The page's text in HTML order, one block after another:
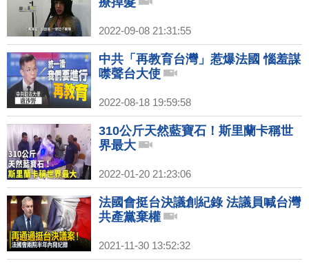
2022-09-08 21:31:55
中共「再教育台灣」惹爆法國 惱羞謀
噤聲台大使
2022-08-18 19:59:58
310公斤天然藍寶石！斯里蘭卡稱世
界最大
2022-01-20 21:23:06
法國會挺台決議創紀錄 法議員喊台灣
共產黨棄權
2021-11-30 13:52:32